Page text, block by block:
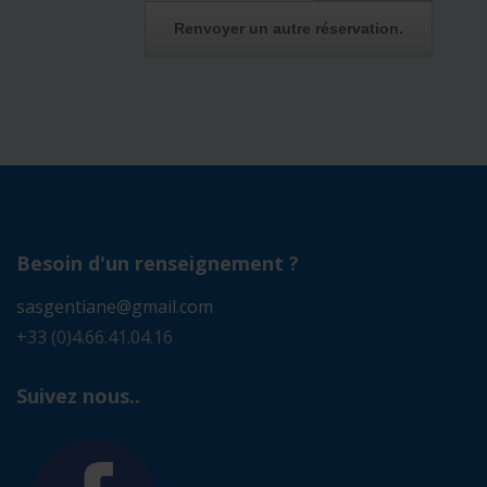
Besoin d'un renseignement ?
sasgentiane@gmail.com
+33 (0)4.66.41.04.16
Suivez nous..